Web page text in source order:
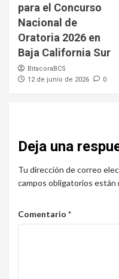
para el Concurso
Nacional de
Oratoria 2026 en
Baja California Sur
BitacoraBCS
12 de junio de 2026
0
Deja una
Tu dirección de correo
campos obligatorios están
Comentario *